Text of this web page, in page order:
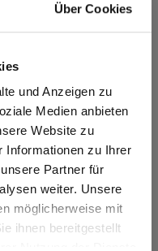
Über Cookies
und Anzeigen zu
Medien anbieten
Website zu
Informationen zu Ihrer
Partner für
weiter. Unsere
möglicherweise mit
ihnen bereitgestellt
Unis?